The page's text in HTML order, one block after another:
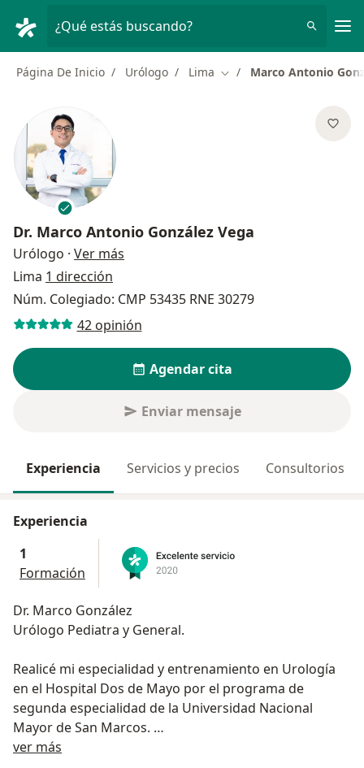
¿Qué estás buscando?
Página De Inicio Urólogo Lima Cambiar de ciudad
Marco Antonio
Dr. Marco Antonio González Vega
Urólogo · Ver más
Lima 1 dirección
Núm. Colegiado: CMP 53435 RNE 30279
42 opinión
Agendar cita
Enviar mensaje
Experiencia Servicios y precios Consultorios
Experiencia
1
Formación
Dr. Marco González
Urólogo Pediatra y General.
Realicé mi especialidad y entrenamiento en Urología
en el Hospital Dos de Mayo por el programa de
segunda especialidad de la Universidad Nacional
Mayor de San Marcos.
ver más